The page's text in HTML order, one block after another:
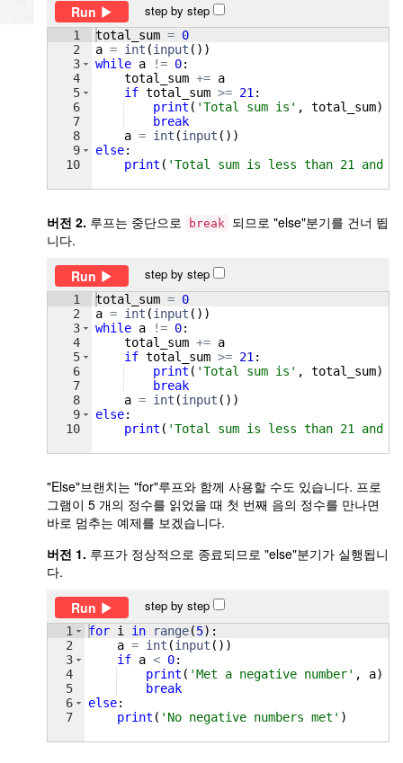
Run
step by step
1
2
3
4
5
6
7
8
9
10
total_sum = 0
a = int (input ( ))
while a != 0:
total_sum += a
if total_sum >= 21:
print ( 'Total sum is' , total_sum)
break
a = int (input ( ))
else:
print ( 'Total sum is less than 21 and
버전 2. 루프는 중단으로 break 되므로 "else"분기를 건너 뜁
니다.
Run
step by step
1
2
3
4
5
6
7
8
9
10
total_sum = 0
a = int (input ( ))
while a != 0:
total_sum += a
if total_sum >= 21 :
print ( 'Total sum is' , total_sum)
break
a = int (input ( ))
else:
print ( 'Total sum is less than 21 and
"Else"브랜치는 "for"루프와 함께 사용할 수도 있습니다. 프로
그램이 5 개의 정수를 읽었을 때 첫 번째 음의 정수를 만나면
바로 멈추는 예제를 보겠습니다.
버전 1. 루프가 정상적으로 종료되므로 "else"분기가 실행됩니
다.
Run
step by step
1
2
3
4
5
6
7
for i in range(5) :
a = int (input ( ))
if a < 0:
print ( 'Met a negative number' , a)
break
else:
print ( 'No negative numbers met' )